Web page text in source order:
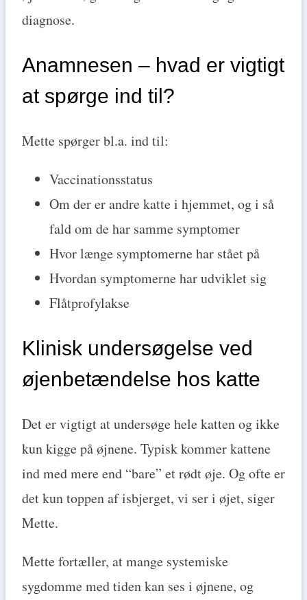
diagnose.
Anamnesen – hvad er vigtigt
at spørge ind til?
Mette spørger bl.a. ind til:
Vaccinationsstatus
Om der er andre katte i hjemmet, og i så
fald om de har samme symptomer
Hvor længe symptomerne har stået på
Hvordan symptomerne har udviklet sig
Flåtprofylakse
Klinisk undersøgelse ved
øjenbetændelse hos katte
Det er vigtigt at undersøge hele katten og ikke
kun kigge på øjnene. Typisk kommer kattene
ind med mere end “bare” et rødt øje. Og ofte er
det kun toppen af isbjerget, vi ser i øjet, siger
Mette.
Mette fortæller, at mange systemiske
sygdomme med tiden kan ses i øjnene, og